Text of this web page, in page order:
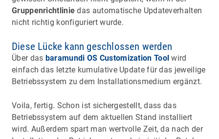
Gruppenrichtlinie das automatische Updateverhalten
nicht richtig konfiguriert wurde.
Diese Lücke kann geschlossen werden
Über das baramundi OS Customization Tool wird
einfach das letzte kumulative Update für das jeweilige
Betriebssystem zu dem Installationsmedium ergänzt.
Voila, fertig. Schon ist sichergestellt, dass das
Betriebssystem auf dem aktuellen Stand installiert
wird. Außerdem spart man wertvolle Zeit, da nach der